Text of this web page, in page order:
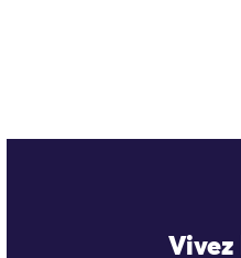
Vivez